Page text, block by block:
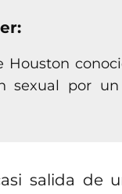
Houston
sexual por
salida de